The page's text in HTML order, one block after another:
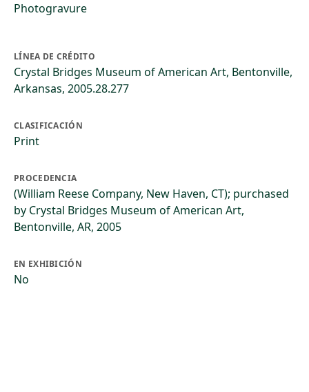
Photogravure
LÍNEA DE CRÉDITO
Crystal Bridges Museum of American Art, Bentonville,
Arkansas, 2005.28.277
CLASIFICACIÓN
Print
PROCEDENCIA
(William Reese Company, New Haven, CT); purchased
by Crystal Bridges Museum of American Art,
Bentonville, AR, 2005
EN EXHIBICIÓN
No